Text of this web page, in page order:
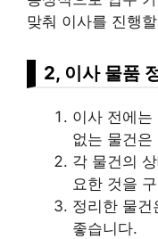
맞춰 이사를 진행
2, 이사 물품
이사 전에는
없는 물건은
각 물건의
요한 것을
정리한 물건
좋습니다.